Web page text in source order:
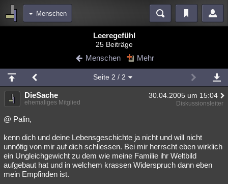
Menschen
Blogs
Chat Wiki Neuigkeiten
meine Rubriken
Menschen Wissenschaft Mystery Kriminalfälle
Spiritualität
Natur Umfragen Unterhaltung
weitere Rubriken
Philosophie Träume Orte Esoterik Literatur
Leeregefühl
25 Beiträge
Menschen Mehr
Seite 2 / 2
DieSache 30.04.2005 um 15:04
ehemaliges Mitglied Diskussionsleiter
@ Palin,
kenn dich und deine Lebensgeschichte ja nicht und will nicht
unnötig von mir auf dich schliessen. Bei mir herrscht eben wirklich
ein Ungleichgewicht zu dem wie meine Familie ihr Weltbild
aufgebaut hat und in welchem krassen Widerspruch dann eben
mein Empfinden ist.